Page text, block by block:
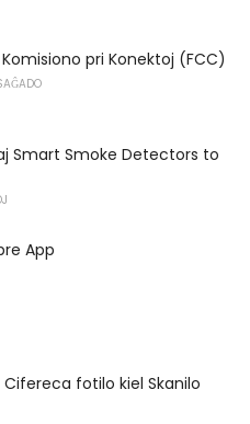
pri Konektoj (FCC)
Smart Smoke Detectors to
App
Cifereca fotilo kiel Skanilo